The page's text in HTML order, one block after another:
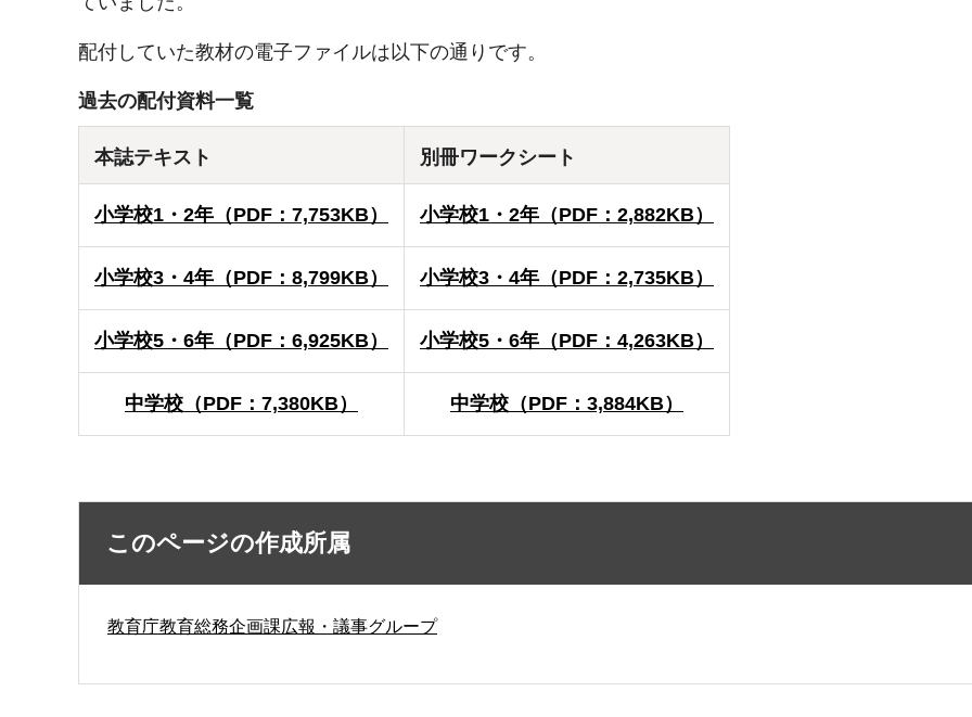
配付していた教材の電子ファイルは以下の通りです。
過去の配付資料一覧
本誌テキスト 別冊ワークシート
小学校1・2年（PDF：7,753KB） 小学校1・2年（PDF：2,882KB）
小学校3・4年（PDF：8,799KB） 小学校3・4年（PDF：2,735KB）
小学校5・6年（PDF：6,925KB） 小学校5・6年（PDF：4,263KB）
中学校（PDF：7,380KB） 中学校（PDF：3,884KB）
このページの作成所属
教育庁教育総務企画課広報・議事グループ